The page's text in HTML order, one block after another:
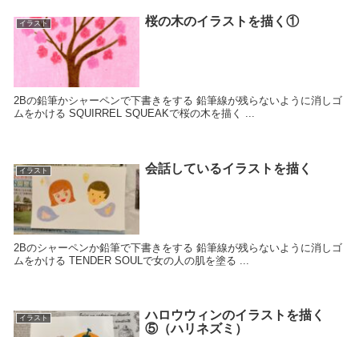
イラスト 桜の木のイラストを描く①
2Bの鉛筆かシャーペンで下書きをする 鉛筆線が残らないように消しゴ
ムをかける SQUIRREL SQUEAKで桜の木を描く ...
イラスト 会話しているイラストを描く
2Bのシャーペンか鉛筆で下書きをする 鉛筆線が残らないように消しゴ
ムをかける TENDER SOULで女の人の肌を塗る ...
イラスト
ハロウウィンのイラストを描く
⑤（ハリネズミ）